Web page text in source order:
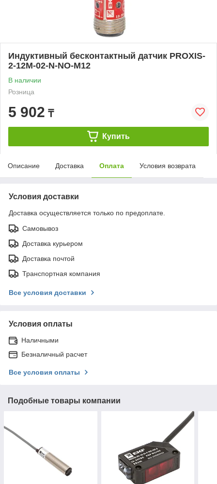
Индуктивный бесконтактный датчик PROXIS-
2-12M-02-N-NO-M12
В наличии
Розница
5 902 ₸
Купить
Описание Доставка Оплата Условия возврата
Условия доставки
Доставка осуществляется только по предоплате.
Самовывоз
Доставка курьером
Доставка почтой
Транспортная компания
Все условия доставки
Условия оплаты
Наличными
Безналичный расчет
Все условия оплаты
Подобные товары компании